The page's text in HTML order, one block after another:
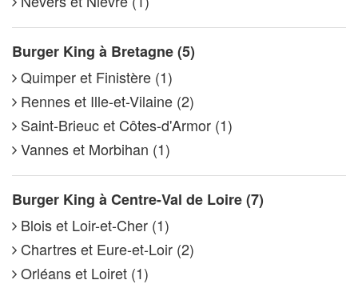
Burger King à Bretagne (5)
Quimper et Finistère (1)
Rennes et Ille-et-Vilaine (2)
Saint-Brieuc et Côtes-d'Armor (1)
Vannes et Morbihan (1)
Burger King à Centre-Val de Loire (7)
Blois et Loir-et-Cher (1)
Chartres et Eure-et-Loir (2)
Orléans et Loiret (1)